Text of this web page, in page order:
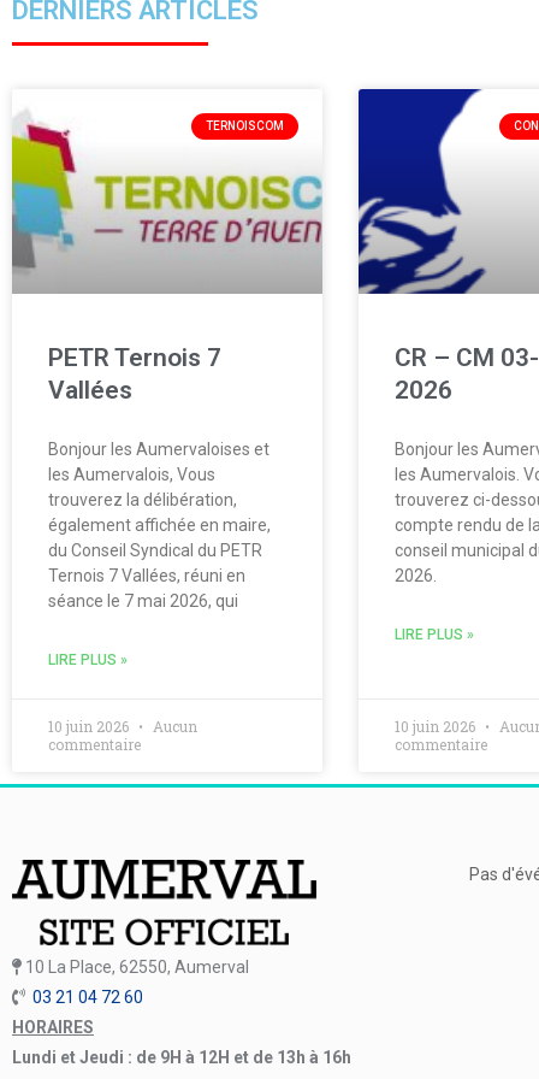
DERNIERS ARTICLES
TERNOISCOM
PETR Ternois 7
Vallées
Bonjour les Aumervaloises et
les Aumervalois, Vous
trouverez la délibération,
également affichée en maire,
du Conseil Syndical du PETR
Ternois 7 Vallées, réuni en
séance le 7 mai 2026, qui
LIRE PLUS »
10 juin 2026
Aucun
commentaire
CR – CM
2026
Bonjour les
les Aumervalois.
trouverez ci-
compte rendu de
conseil municipal
2026.
LIRE PLUS »
10 juin 2026
commentaire
10 La Place, 62550, Aumerval
03 21 04 72 60
HORAIRES
Lundi et Jeudi : de 9H à 12H et de 13h à 16h
Pas